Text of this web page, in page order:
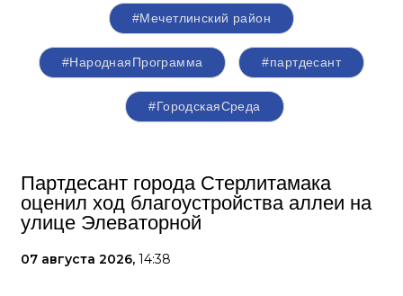
#Мечетлинский район
#НароднаяПрограмма #партдесант
#ГородскаяСреда
Партдесант города Стерлитамака
оценил ход благоустройства аллеи на
улице Элеваторной
07 августа 2026, 14:38